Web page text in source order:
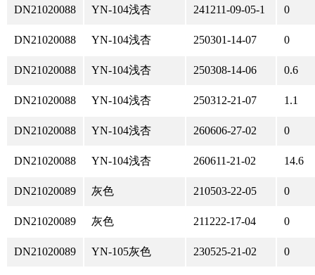
DN21020088 YN-104浅杏 241211-09-05-1 0
DN21020088 YN-104浅杏 250301-14-07 0
DN21020088 YN-104浅杏 250308-14-06 0.6
DN21020088 YN-104浅杏 250312-21-07 1.1
DN21020088 YN-104浅杏 260606-27-02 0
DN21020088 YN-104浅杏 260611-21-02 14.6
DN21020089 灰色 210503-22-05 0
DN21020089 灰色 211222-17-04 0
DN21020089 YN-105灰色 230525-21-02 0